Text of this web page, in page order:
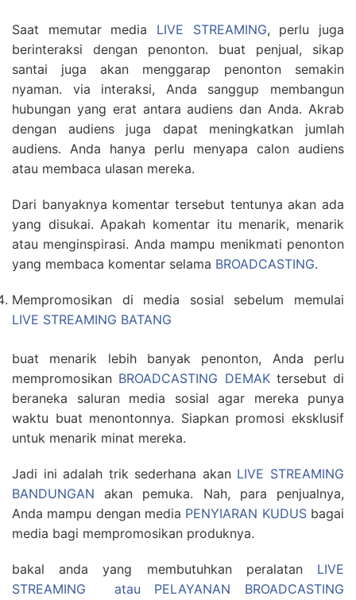
Saat memutar media LIVE STREAMING, perlu juga
berinteraksi dengan penonton. buat penjual, sikap
santai juga akan menggarap penonton semakin
nyaman. via interaksi, Anda sanggup membangun
hubungan yang erat antara audiens dan Anda. Akrab
dengan audiens juga dapat meningkatkan jumlah
audiens. Anda hanya perlu menyapa calon audiens
atau membaca ulasan mereka.
Dari banyaknya komentar tersebut tentunya akan ada
yang disukai. Apakah komentar itu menarik, menarik
atau menginspirasi. Anda mampu menikmati penonton
yang membaca komentar selama BROADCASTING.
Mempromosikan di media sosial sebelum memulai
LIVE STREAMING BATANG
buat menarik lebih banyak penonton, Anda perlu
mempromosikan BROADCASTING DEMAKtersebut di
beraneka saluran media sosial agar mereka punya
waktu buat menontonnya. Siapkan promosi eksklusif
untuk menarik minat mereka.
Jadi ini adalah trik sederhana akan LIVE STREAMING
BANDUNGAN akan pemuka. Nah, para penjualnya,
Anda mampu dengan media PENYIARAN KUDUSbagai
media bagi mempromosikan produknya.
bakal anda yang membutuhkan peralatan LIVE
STREAMING atau PELAYANAN BROADCASTING